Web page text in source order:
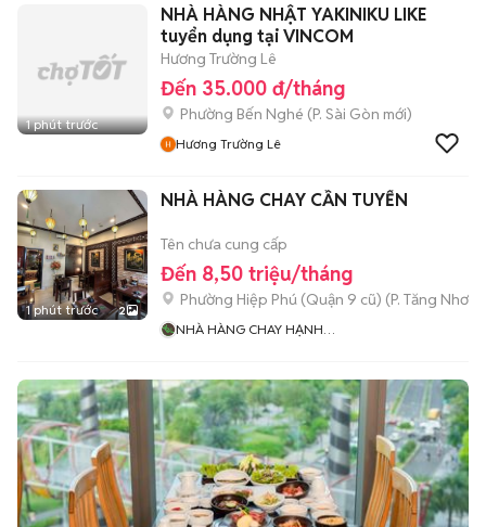
1 phút trước
NHÀ HÀNG NHẬT YAKINIKU LIKE
tuyển dụng tại VINCOM
Hương Trường Lê
Đến 35.000 đ/tháng
Phường Bến Nghé (P. Sài Gòn mới)
Hương Trường Lê
1 phút trước 2
NHÀ HÀNG CHAY CẦN TUYỂN
Tên chưa cung cấp
Đến 8,50 triệu/tháng
Phường Hiệp Phú (Quận 9 cũ) (P. Tăng Nhơn
NHÀ HÀNG CHAY HẠNH